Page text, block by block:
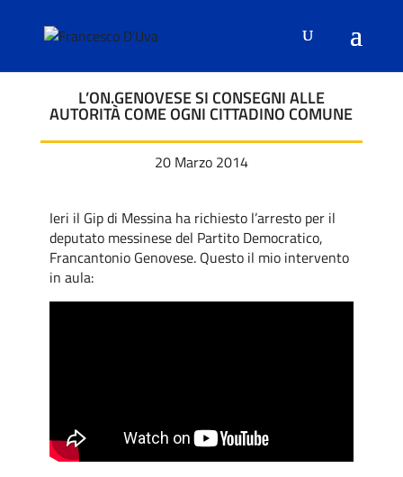
L’ON.GENOVESE SI CONSEGNI ALLE
AUTORITÀ COME OGNI CITTADINO COMUNE
20 Marzo 2014
Ieri il Gip di Messina ha richiesto l’arresto per il
deputato messinese del Partito Democratico,
Francantonio Genovese. Questo il mio intervento
in aula: